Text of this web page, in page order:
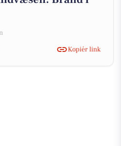
Kopiér link